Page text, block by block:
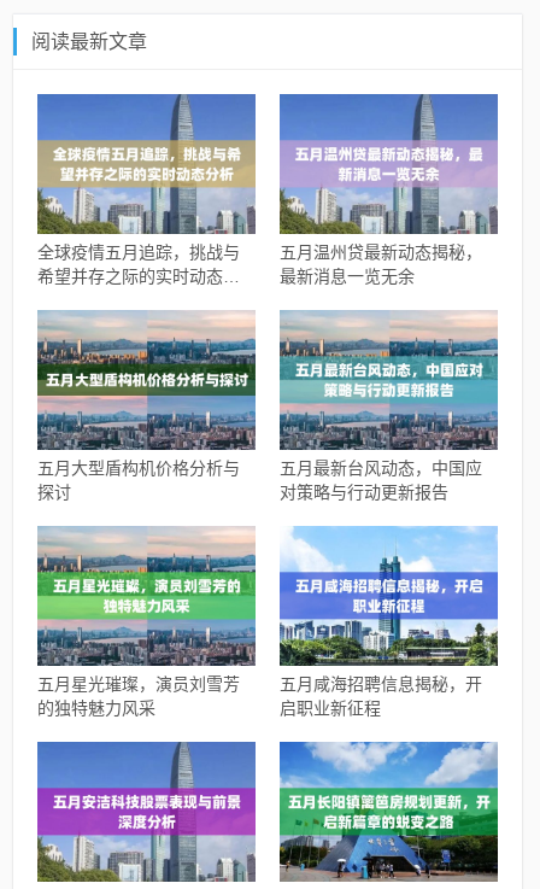
阅读最新文章
全球疫情五月追踪，挑战与
希望并存之际的实时动态分
五月温州贷最新动态揭秘，
最新消息一览无余
五月大型盾构机价格分析与
探讨
五月最新台风动态，中国应
对策略与行动更新报告
五月星光璀璨，演员刘雪芳
的独特魅力风采
五月咸海招聘信息揭秘，开
启职业新征程